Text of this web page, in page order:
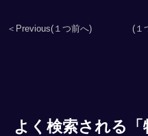
＜Previous(１つ前へ) (１
よく検索される「